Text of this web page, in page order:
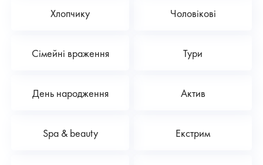
Хлопчику Чоловікові
Сімейні враження Тури
День народження Актив
Spa & beauty Екстрим